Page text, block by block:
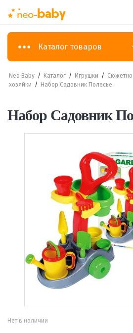
Каталог товаров
Neo Baby / Каталог / Игрушки /
хозяйки / Набор Садовник Полесье
Набор Садовник
Нет в наличии